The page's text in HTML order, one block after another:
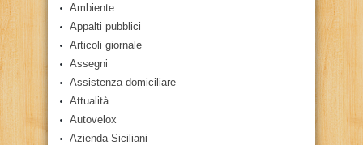
Ambiente
Appalti pubblici
Articoli giornale
Assegni
Assistenza domiciliare
Attualità
Autovelox
Azienda Siciliani